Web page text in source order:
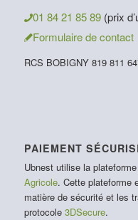
01 84 21 85 89 (prix
Formulaire de contact
RCS BOBIGNY 819 811
PAIEMENT
Ubnest utilise la
Agricole. Cette plateforme
matière de sécurité et les
protocole 3DSecure.